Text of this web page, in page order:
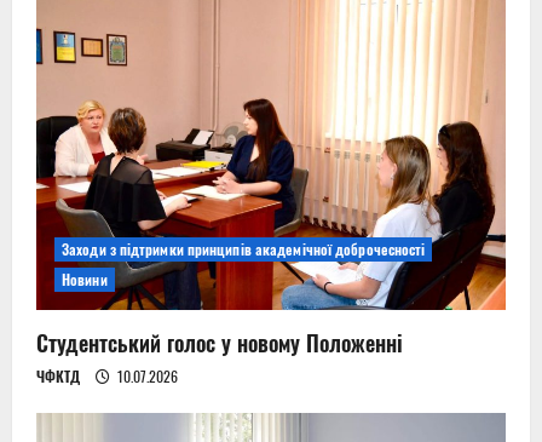
Заходи з підтримки принципів академічної доброчесності
Новини
Студентський голос у новому Положенні
ЧФКТД 10.07.2026